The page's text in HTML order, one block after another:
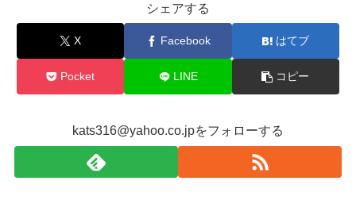
シェアする
X Facebook はてブ
Pocket LINE コピー
kats316@yahoo.co.jpをフォローする